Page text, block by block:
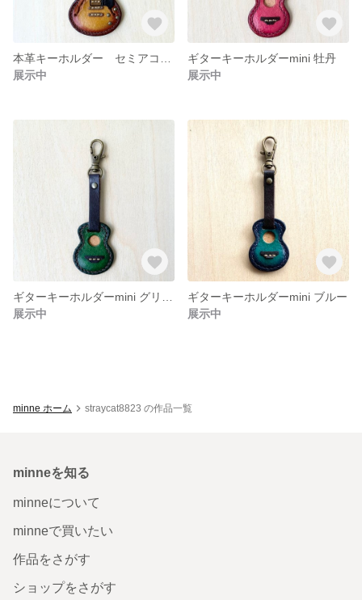
展示中
ギターキーホルダーmini 牡丹
展示中
展示中
ギターキーホルダーmini ブルー
展示中
minne ホーム straycat8823 の作品一覧
minneを知る
minneについて
minneで買いたい
作品をさがす
ショップをさがす